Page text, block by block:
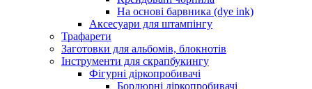
На основі барвника (dye ink)
Аксесуари для штампінгу
Трафарети
Заготовки для альбомів, блокнотів
Інструменти для скрапбукингу
Фігурні діркопробивачі
Бордюрні діркопробивачі